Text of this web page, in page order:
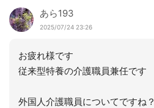
あら193
2025/07/24 23:26
お疲れ様です
従来型特養の介護職員兼任です
外国人介護職員についてですね？